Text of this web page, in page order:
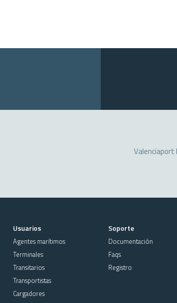
Valenciaport
Usuarios
Agentes marítimos
Terminales
Transitarios
Transportistas
Cargadores
Soporte
Documentación
Faqs
Registro